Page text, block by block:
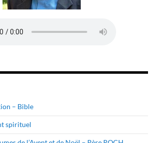
– Bible
spirituel